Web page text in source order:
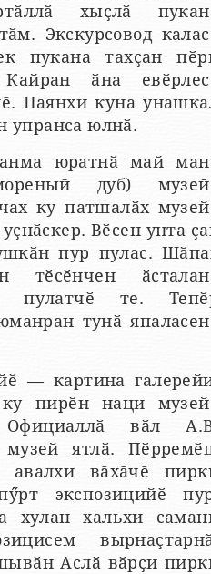
хыҫлӑ
Экскурсовод
пукана тахҫан
ӑна
Паянхи куна
упранса юлнӑ.
юратнӑ май
дуб)
ку патшалӑх
Вӗсен унта
пур пулас.
пулатчӗ те.
тунӑ
— картина
ку пирӗн наци
вӑл
музей ятлӑ.
авалхи вӑхӑчӗ
экспозицийӗ
хулан хальхи
Аслӑ вӑрҫи